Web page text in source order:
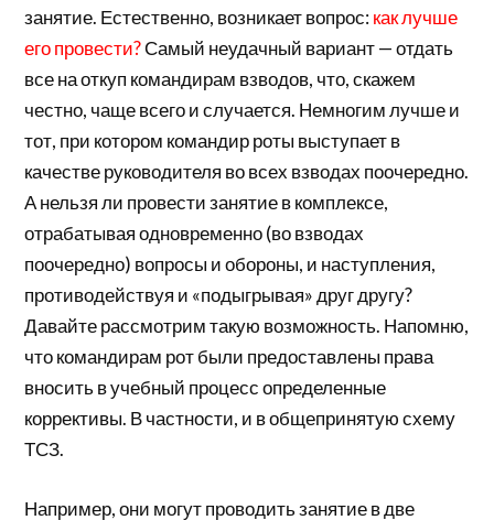
занятие. Естественно, возникает вопрос:как лучше
его провести?Самый неудачный вариант — отдать
все на откуп командирам взводов, что, скажем
честно, чаще всего и случается. Немногим лучше и
тот, при котором командир роты выступает в
качестве руководителя во всех взводах поочередно.
А нельзя ли провести занятие в комплексе,
отрабатывая одновременно (во взводах
поочередно) вопросы и обороны, и наступления,
противодействуя и «подыгрывая» друг другу?
Давайте рассмотрим такую возможность. Напомню,
что командирам рот были предоставлены права
вносить в учебный процесс определенные
коррективы. В частности, и в общепринятую схему
ТСЗ.
Например, они могут проводить занятие в две